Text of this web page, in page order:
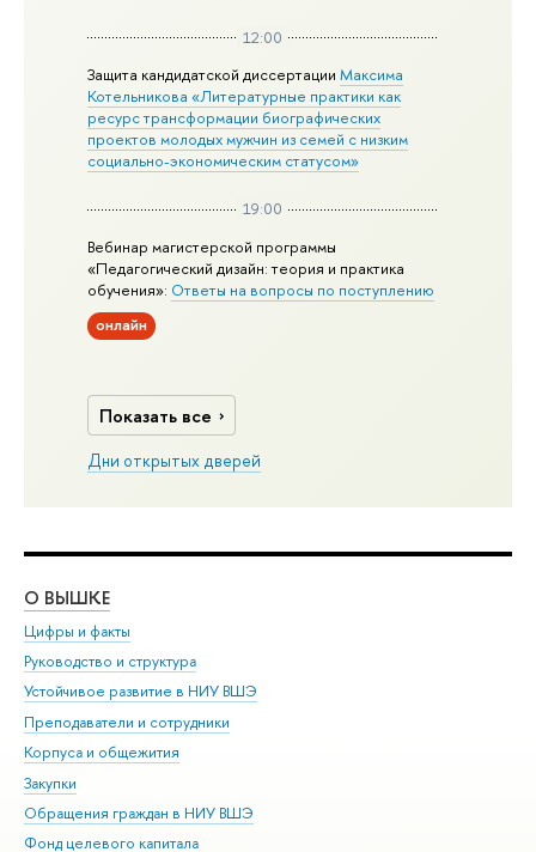
12:00
Защита кандидатской диссертацииМаксима
Котельникова «Литературные практики как
ресурс трансформации биографических
проектов молодых мужчин из семей с низким
социально-экономическим статусом»
19:00
Вебинар магистерской программы
«Педагогический дизайн: теория и практика
обучения»: Ответы на вопросы по поступлению
онлайн
Показать все
Дни открытых дверей
О ВЫШКЕ
Цифры и факты
Руководство и структура
Устойчивое развитие в НИУ ВШЭ
Преподаватели и сотрудники
Корпуса и общежития
Закупки
Обращения граждан в НИУ ВШЭ
Фонд целевого капитала